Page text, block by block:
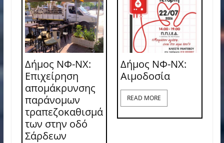
Δήμος ΝΦ-ΝΧ:
Επιχείρηση
απομάκρυνσης
παράνομων
τραπεζοκαθισμά
των στην οδό
Σάρδεων
Δήμος ΝΦ-ΝΧ:
Aιμοδοσία
READ MORE